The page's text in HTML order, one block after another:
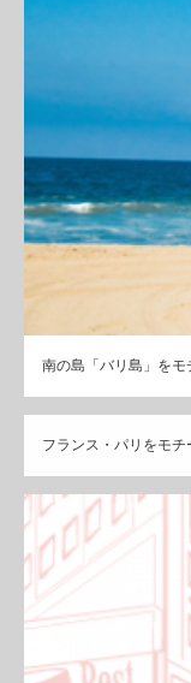
南の島「バリ島」を
フランス・パリをモ